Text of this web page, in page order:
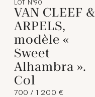
LOT N°90
VAN CLEEF &
ARPELS,
modèle «
Sweet
Alhambra ».
Col
700 / 1 200 €